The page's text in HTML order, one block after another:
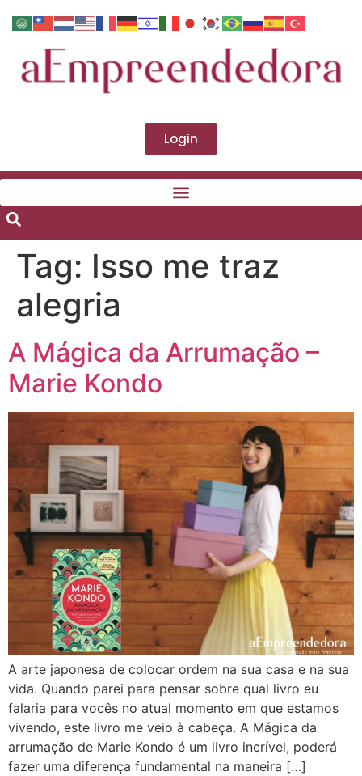
Login
Tag: Isso me traz
alegria
A Mágica da Arrumação –
Marie Kondo
A arte japonesa de colocar ordem na sua casa e na sua
vida. Quando parei para pensar sobre qual livro eu
falaria para vocês no atual momento em que estamos
vivendo, este livro me veio à cabeça. A Mágica da
arrumação de Marie Kondo é um livro incrível, poderá
fazer uma diferença fundamental na maneira […]